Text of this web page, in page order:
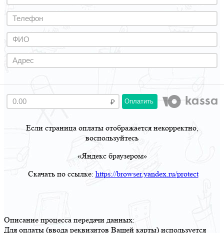
Оплатить
Если страница оплаты отображается некорректно,
воспользуйтесь
«Яндекс браузером»
Скачать по ссылке: https://browser.yandex.ru/protect
Описание процесса передачи данных:
Для оплаты (ввода реквизитов Вашей карты) используется